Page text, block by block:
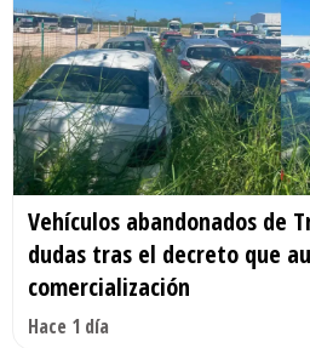
Vehículos abandonados de
dudas tras el decreto que
comercialización
Hace 1 día